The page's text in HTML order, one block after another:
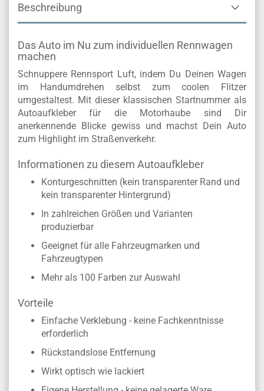
Beschreibung
Das Auto im Nu zum individuellen Rennwagen
machen
Schnuppere Rennsport Luft, indem Du Deinen Wagen
im Handumdrehen selbst zum coolen Flitzer
umgestaltest. Mit dieser klassischen Startnummer als
Autoaufkleber für die Motorhaube sind Dir
anerkennende Blicke gewiss und machst Dein Auto
zum Highlight im Straßenverkehr.
Informationen zu diesem Autoaufkleber
Konturgeschnitten (kein transparenter Rand und
kein transparenter Hintergrund)
In zahlreichen Größen und Varianten
produzierbar
Geeignet für alle Fahrzeugmarken und
Fahrzeugtypen
Mehr als 100 Farben zur Auswahl
Vorteile
Einfache Verklebung - keine Fachkenntnisse
erforderlich
Rückstandslose Entfernung
Wirkt optisch wie lackiert